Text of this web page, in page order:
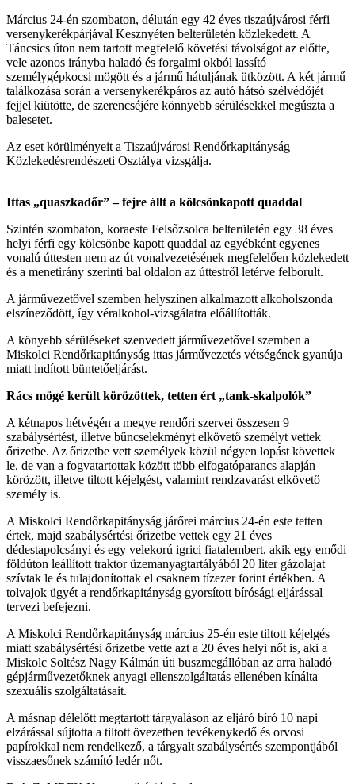
Március 24-én szombaton, délután egy 42 éves tiszaújvárosi férfi
versenykerékpárjával Kesznyéten belterületén közlekedett. A
Táncsics úton nem tartott megfelelő követési távolságot az előtte,
vele azonos irányba haladó és forgalmi okból lassító
személygépkocsi mögött és a jármű hátuljának ütközött. A két jármű
találkozása során a versenykerékpáros az autó hátsó szélvédőjét
fejjel kiütötte, de szerencséjére könnyebb sérülésekkel megúszta a
balesetet.
Az eset körülményeit a Tiszaújvárosi Rendőrkapitányság
Közlekedésrendészeti Osztálya vizsgálja.
Ittas „quaszkadőr” – fejre állt a kölcsönkapott quaddal
Szintén szombaton, koraeste Felsőzsolca belterületén egy 38 éves
helyi férfi egy kölcsönbe kapott quaddal az egyébként egyenes
vonalú úttesten nem az út vonalvezetésének megfelelően közlekedett
és a menetirány szerinti bal oldalon az úttestről letérve felborult.
A járművezetővel szemben helyszínen alkalmazott alkoholszonda
elszíneződött, így véralkohol-vizsgálatra előállították.
A könyebb sérüléseket szenvedett járművezetővel szemben a
Miskolci Rendőrkapitányság ittas járművezetés vétségének gyanúja
miatt indított büntetőeljárást.
Rács mögé került körözöttek, tetten ért „tank-skalpolók”
A kétnapos hétvégén a megye rendőri szervei összesen 9
szabálysértést, illetve bűncselekményt elkövető személyt vettek
őrizetbe. Az őrizetbe vett személyek közül négyen lopást követtek
le, de van a fogvatartottak között több elfogatóparancs alapján
körözött, illetve tiltott kéjelgést, valamint rendzavarást elkövető
személy is.
A Miskolci Rendőrkapitányság járőrei március 24-én este tetten
értek, majd szabálysértési őrizetbe vettek egy 21 éves
dédestapolcsányi és egy velekorú igrici fiatalembert, akik egy emődi
földúton leállított traktor üzemanyagtartályából 20 liter gázolajat
szívtak le és tulajdonítottak el csaknem tízezer forint értékben. A
tolvajok ügyét a rendőrkapitányság gyorsított bírósági eljárással
tervezi befejezni.
A Miskolci Rendőrkapitányság március 25-én este tiltott kéjelgés
miatt szabálysértési őrizetbe vette azt a 20 éves helyi nőt is, aki a
Miskolc Soltész Nagy Kálmán úti buszmegállóban az arra haladó
gépjárművezetőknek anyagi ellenszolgáltatás ellenében kínálta
szexuális szolgáltatásait.
A másnap délelőtt megtartott tárgyaláson az eljáró bíró 10 napi
elzárással sújtotta a tiltott övezetben tevékenykedő és orvosi
papírokkal nem rendelkező, a tárgyalt szabálysértés szempontjából
visszaesőnek számító ledér nőt.